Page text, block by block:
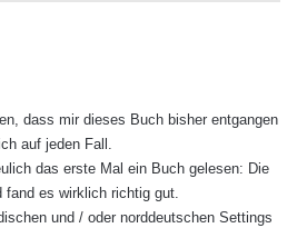
dass mir dieses Buch bisher entgangen
auf jeden Fall.
das erste Mal ein Buch gelesen: Die
fand es wirklich richtig gut.
und / oder norddeutschen Settings